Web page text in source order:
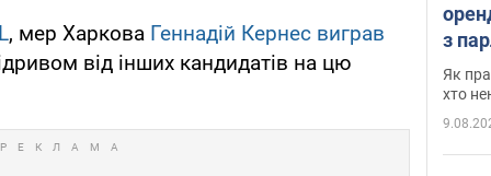
, мер Харкова Геннадій Кернес виграв
від інших кандидатів на цю
з
де
Як
хто